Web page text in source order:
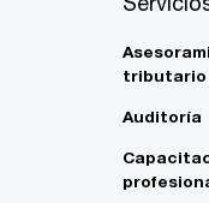
tributario
Auditoría